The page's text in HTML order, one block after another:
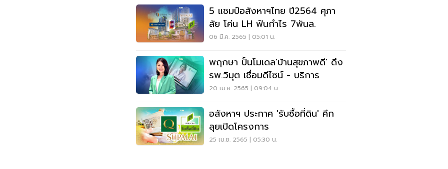
5 แชมป์อสังหาฯไทย ปี2564 ศุภา
ลัย โค่น LH ฟันกำไร 7พันล.
06 มี.ค. 2565 | 05:01 น.
พฤกษา ปั้นโมเดล'บ้านสุขภาพดี' ดึง
รพ.วิมุต เชื่อมดีไซน์ - บริการ
20 เม.ย. 2565 | 09:04 น.
อสังหาฯ ประกาศ 'รับซื้อที่ดิน' คึก
ลุยเปิดโครงการ
25 เม.ย. 2565 | 05:30 น.